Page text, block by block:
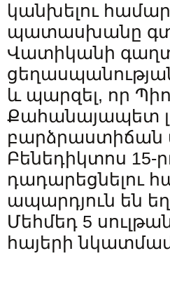
կանխելու
պատասխանը
Վատիկանի
և պարզել, որ
Քահանայապետ
բարձրաստիճան
Բենեդիկտոս
դադարեցնելու
ապարդյուն են
Մեհմեդ 5
հայերի